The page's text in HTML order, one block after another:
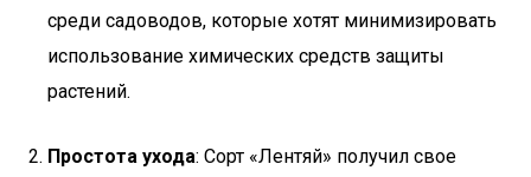
среди садоводов, которые хотят минимизировать
использование химических средств защиты
растений.
Простота ухода: Сорт «Лентяй» получил свое